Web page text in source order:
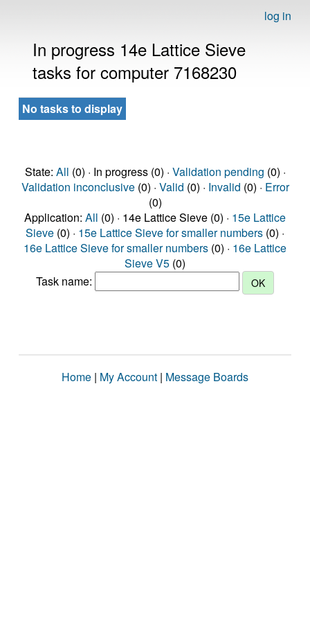
log in
In progress 14e Lattice Sieve
tasks for computer 7168230
No tasks to display
State: All (0) · In progress (0) · Validation pending (0) ·
Validation inconclusive(0) · Valid (0) · Invalid (0) · Error
(0)
Application: All (0) · 14e Lattice Sieve (0) · 15e Lattice
Sieve (0) · 15e Lattice Sieve for smaller numbers (0) ·
16e Lattice Sieve for smaller numbers (0) · 16e Lattice
Sieve V5 (0)
Task name:
Home | My Account | Message Boards